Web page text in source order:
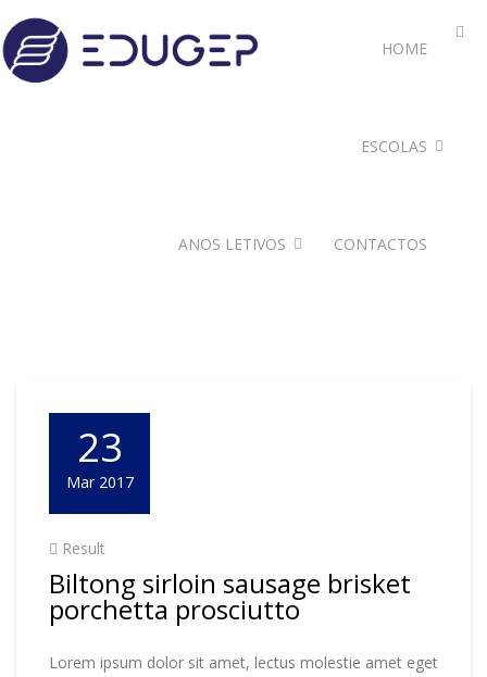
HOME
ESCOLAS
ANOS LETIVOS CONTACTOS
23
Mar 2017
Result
Biltong sirloin sausage brisket
porchetta prosciutto
Lorem ipsum dolor sit amet, lectus molestie amet eget